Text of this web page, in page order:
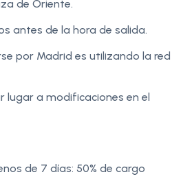
de Oriente.
antes de la hora de salida.
por Madrid es utilizando la red
lugar a modificaciones en el
de 7 días: 50% de cargo